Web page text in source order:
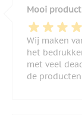
Mooi product
Wij maken
het
met veel
de